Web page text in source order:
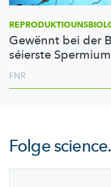
Gewënnt bei der
séierste
FNR
Folge